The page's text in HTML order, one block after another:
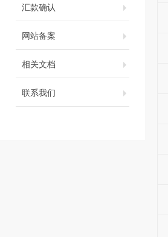
汇款确认
网站备案
相关文档
联系我们